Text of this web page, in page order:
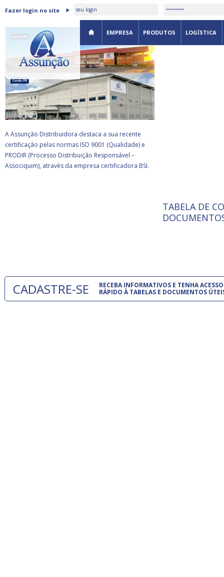
Fazer login no site
EMPRESA PRODUTOS LOGÍSTICA
ASSUNÇÃO DISTRIBUIDORA É
CERTIFICADA PELA BSI
A Assunção Distribuidora destaca a sua recente
certificação pelas normas ISO 9001 (Qualidade) e
PRODIR (Processo Distribuição Responsável –
Associquim), através da empresa certificadora BSI.
ISO 9001:
A
TABELA DE
CADASTRE-SE
RECEBA INFORMATIVOS E TENHA ACESSO
RÁPIDO À TABELAS E DOCUMENTOS